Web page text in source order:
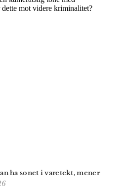
ha sonet i varetekt, mener